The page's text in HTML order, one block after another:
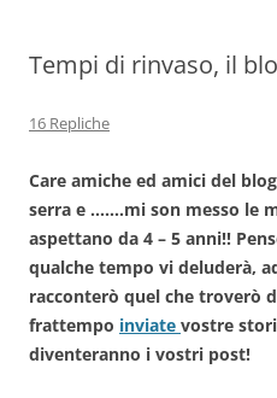
Tempi di rinvaso, il
16 Repliche
Care amiche ed amici del
serra e …….mi son messo le
aspettano da 4 – 5 anni!!
qualche tempo vi deluderà,
racconterò quel che troverò
frattempo inviate vostre
diventeranno i vostri post!